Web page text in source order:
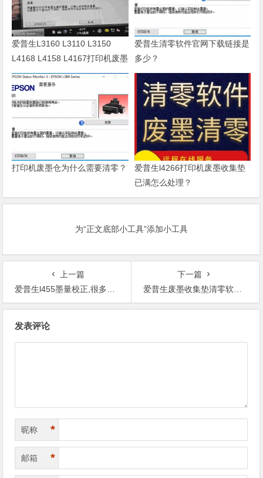
爱普生L3160 L3110 L3150
L4168 L4158 L4167打印机废墨
清零软件
爱普生清零软件官网下载链接是
多少？
打印机废墨仓为什么需要清零？
爱普生l4266打印机废墨收集垫
已满怎么处理？
为“正文底部小工具”添加小工具
上一篇
爱普生l455墨量校正,很多软件下载之后不能用啊。
下一篇
爱普生废墨收集垫清零软件下载 官方,为什么机器的耗材需要这样子来操作？
发表评论
昵称 *
邮箱 *